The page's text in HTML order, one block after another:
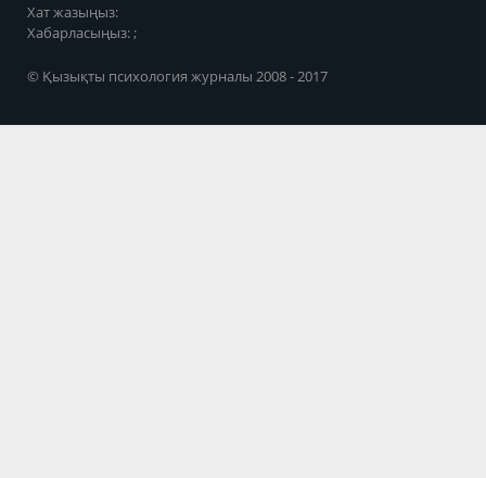
Хат жазыңыз:
Хабарласыңыз: ;
© Қызықты психология журналы 2008 - 2017